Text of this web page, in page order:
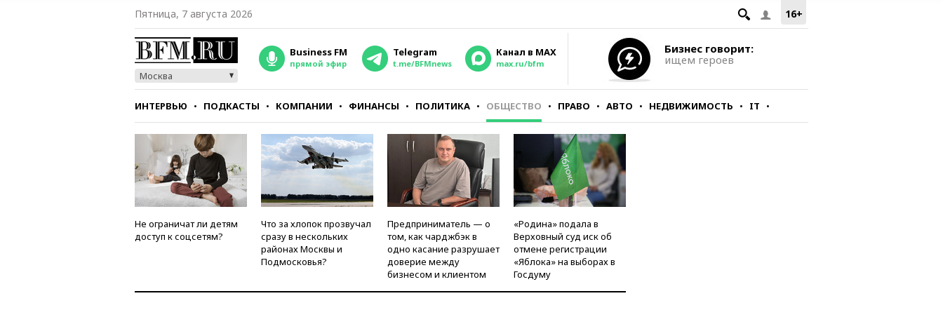
16+
Пятница, 7 августа 2026
Москва
Business FM
прямой эфир
Telegram
t.me/BFMnews
Канал в MAX
max.ru/bfm
Бизнес говорит:
ищем героев
ИНТЕРВЬЮ ПОДКАСТЫ КОМПАНИИ ФИНАНСЫ ПОЛИТИКА ОБЩЕСТВО ПРАВО АВТО НЕДВИЖИМОСТЬ IT
СТИЛЬ ТЕСТЫ
Не ограничат ли детям
доступ к соцсетям?
Что за хлопок прозвучал
сразу в нескольких
районах Москвы и
Подмосковья?
Предприниматель — о
том, как чарджбэк в
одно касание разрушает
доверие между
бизнесом и клиентом
«Родина» подала в
Верховный суд иск об
отмене регистрации
«Яблока» на выборах в
Госдуму